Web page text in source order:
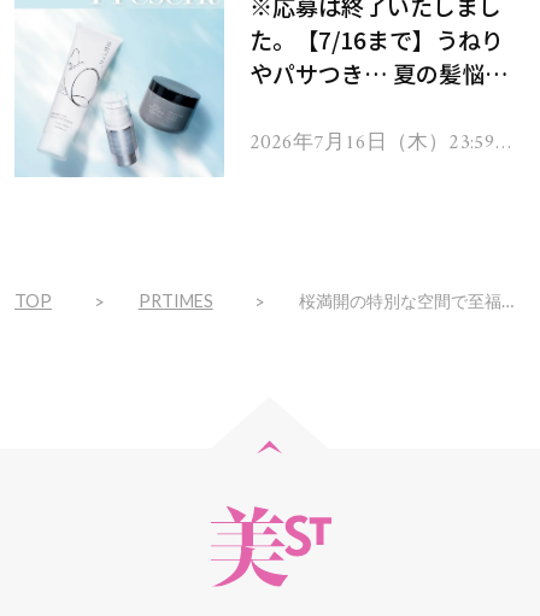
た。【7/16まで】うねり
やパサつき… 夏の髪悩み
ムを13名様にプレゼン
2026年7月16日（木）23:59ま
TOP PRTIMES 桜満開の特別な空間で至福のひとときを。『SABON Sakura Bloom Collection 先行販売 POP UP SHOP』オープン